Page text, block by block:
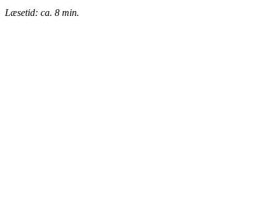
Læsetid: ca. 8 min.